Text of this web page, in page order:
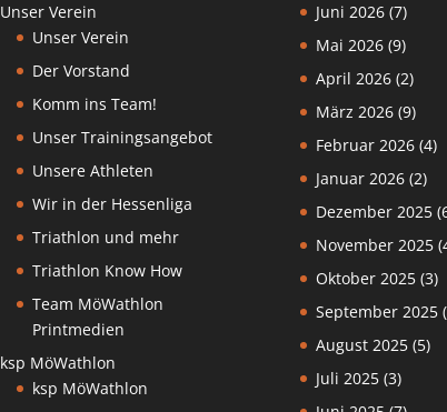
Unser Verein
Unser Verein
Der Vorstand
Komm ins Team!
Unser Trainingsangebot
Unsere Athleten
Wir in der Hessenliga
Triathlon und mehr
Triathlon Know How
Team MöWathlon
Printmedien
ksp MöWathlon
ksp MöWathlon
Juni 2026(7)
Mai 2026(9)
April 2026(2)
März 2026(9)
Februar 2026(4)
Januar 2026(2)
Dezember 2025
November 2025
Oktober 2025(3)
September 2025
August 2025(5)
Juli 2025(3)